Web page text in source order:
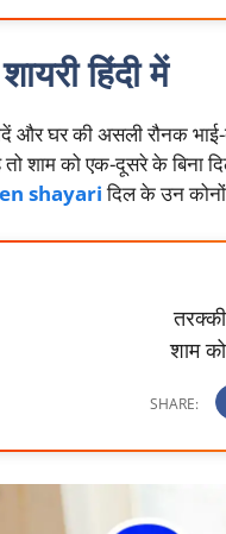
हिंदी में
और घर की असली रौनक भाई-
तो शाम को एक-दूसरे के बिना
shayariदिल के उन
शाम